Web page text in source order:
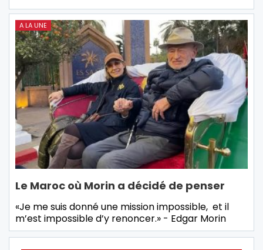
A LA UNE
Le Maroc où Morin a décidé de penser
«Je me suis donné une mission impossible, et il
m’est impossible d’y renoncer.» - Edgar Morin